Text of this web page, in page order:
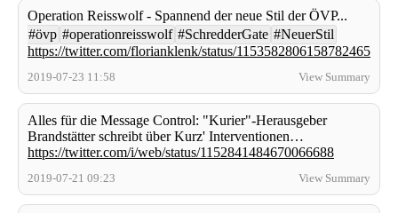
Operation Reisswolf - Spannend der neue Stil der ÖVP...
#övp #operationreisswolf #SchredderGate #NeuerStil
https://twitter.com/florianklenk/status/1153582806158782465
2019-07-23 11:58 View Summary
Alles für die Message Control: "Kurier"-Herausgeber
Brandstätter schreibt über Kurz' Interventionen…
https://twitter.com/i/web/status/1152841484670066688
2019-07-21 09:23 View Summary